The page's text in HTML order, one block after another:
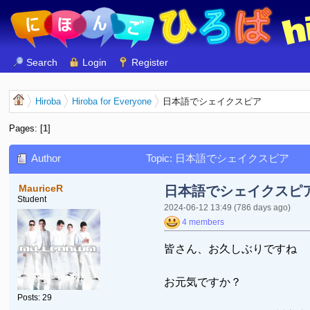
Search Login Register
Hiroba Hiroba for Everyone 日本語でシェイクスピア
Pages: [1
Author Topic: 日本語でシェイクスピア
MauriceR
Student
Posts: 29
日本語でシェイクスピ
2024-06-12 13:49(786 days ago)
4 members
皆さん、お久しぶりですね
お元気ですか？